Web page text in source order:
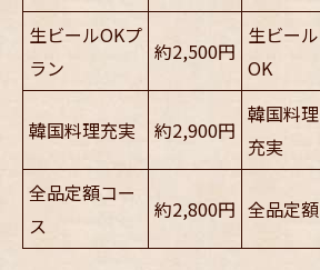
生ビールOKプ
ラン
約2,500円
生ビール
OK
韓国料理充実 約2,900円
韓国料理
充実
全品定額コー
ス
約2,800円 全品定額